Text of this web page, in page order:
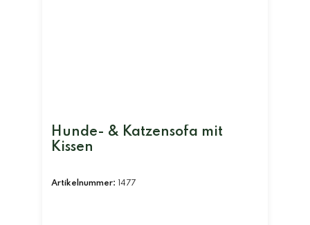
Hunde- & Katzensofa mit
Kissen
Artikelnummer: 1477